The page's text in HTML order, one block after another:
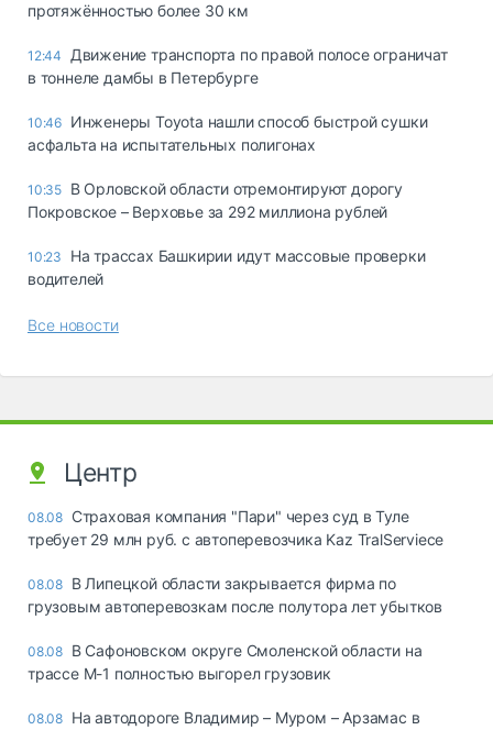
протяжённостью более 30 км
12:44
Движение транспорта по правой полосе ограничат
в тоннеле дамбы в Петербурге
10:46 Инженеры Toyota нашли способ быстрой сушки
асфальта на испытательных полигонах
10:35 В Орловской области отремонтируют дорогу
Покровское – Верховье за 292 миллиона рублей
10:23
На трассах Башкирии идут массовые проверки
водителей
Все новости
Центр
08.08 Страховая компания "Пари" через суд в Туле
требует 29 млн руб. с автоперевозчика Kaz TralServiece
08.08 В Липецкой области закрывается фирма по
грузовым автоперевозкам после полутора лет убытков
08.08 В Сафоновском округе Смоленской области на
трассе М-1 полностью выгорел грузовик
08.08 На автодороге Владимир – Муром – Арзамас в